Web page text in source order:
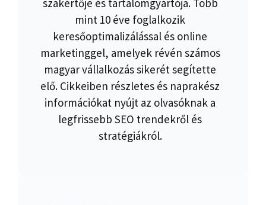
mint 10 éve foglalkozik
keresőoptimalizálással és online
marketinggel, amelyek révén számos
magyar vállalkozás sikerét segítette
elő. Cikkeiben részletes és naprakész
információkat nyújt az olvasóknak a
legfrissebb SEO trendekről és
stratégiákról.